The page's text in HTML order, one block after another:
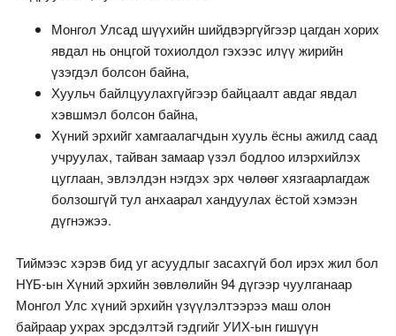
Монгол Улсад шүүхийн шийдвэргүйгээр цагдан хорих
явдал нь онцгой тохиолдол гэхээс илүү жирийн
үзэгдэл болсон байна,
Хуульч байлцуулахгүйгээр байцаалт авдаг явдал
хэвшмэл болсон байна,
Хүний эрхийг хамгаалагчдын хууль ёсны ажилд саад
учруулах, тайван замаар үзэл бодлоо илэрхийлэх
цуглаан, эвлэлдэн нэгдэх эрх чөлөөг хязгаарлагдаж
болзошгүй тул анхаарал хандуулах ёстой хэмээн
дүгнэжээ.
Тиймээс хэрэв бид уг асуудлыг засахгүй бол ирэх жил бол
НҮБ-ын Хүний эрхийн зөвлөлийн 94 дүгээр чуулганаар
Монгол Улс хүний эрхийн үзүүлэлтээрээ маш олон
байраар ухрах эрсдэлтэй гэдгийг УИХ-ын гишүүн